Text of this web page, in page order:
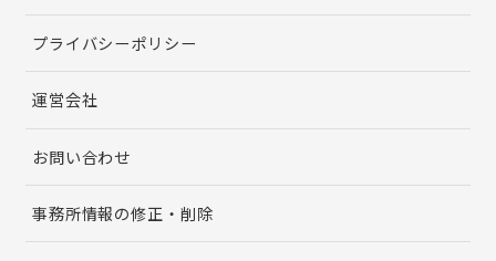
プライバシーポリシー
運営会社
お問い合わせ
事務所情報の修正・削除